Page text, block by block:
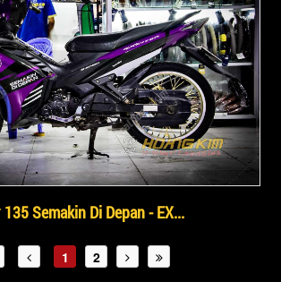
Semakin Di Depan - EX...
1 2